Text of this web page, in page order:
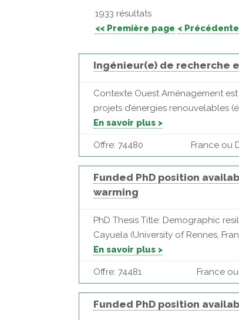
1933 résultats
<< Première page < Précédente
Ingénieur(e) de recherche
Contexte Ouest Aménagement
projets d’énergies renouvelables
En savoir plus >
Offre: 74480 France ou
Funded PhD position
warming
PhD Thesis Title: Demographic
Cayuela (University of Rennes,
En savoir plus >
Offre: 74481 France
Funded PhD position